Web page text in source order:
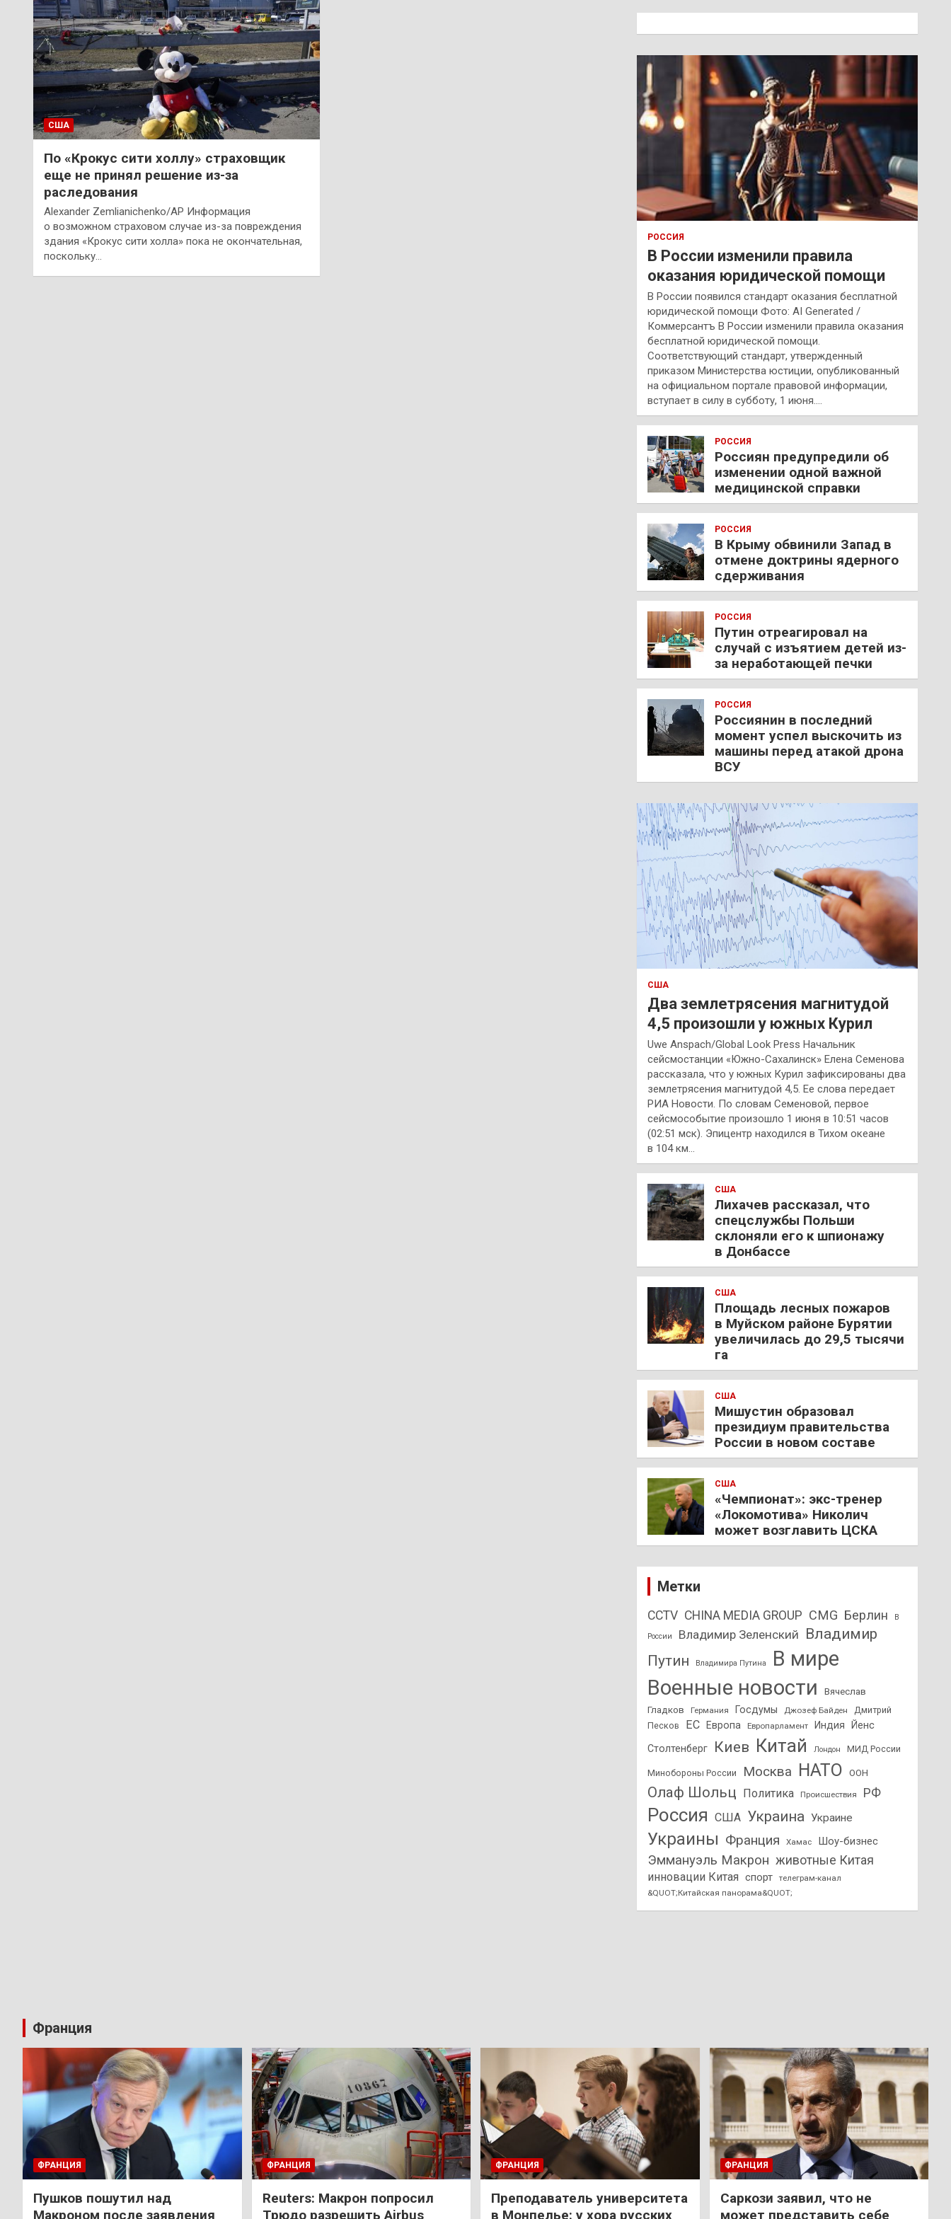
США
По «Крокус сити холлу» страховщик
еще не принял решение из-за
раследования
Alexander Zemlianichenko/AP Информация
о возможном страховом случае из-за повреждения
здания «Крокус сити холла» пока не окончательная,
поскольку…
к
РОССИЯ
В России изменили правила
оказания юридической помощи
В России появился стандарт оказания бесплатной
юридической помощи Фото: AI Generated /
Коммерсантъ В России изменили правила оказания
бесплатной юридической помощи.
Соответствующий стандарт, утвержденный
приказом Министерства юстиции, опубликованный
на официальном портале правовой информации,
вступает в силу в субботу, 1 июня.…
РОССИЯ
Россиян предупредили об
изменении одной важной
медицинской справки
РОССИЯ
В Крыму обвинили Запад в
отмене доктрины ядерного
сдерживания
РОССИЯ
Путин отреагировал на
случай с изъятием детей из-
за неработающей печки
РОССИЯ
Россиянин в последний
момент успел выскочить из
машины перед атакой дрона
ВСУ
США
Два землетрясения магнитудой
4,5 произошли у южных Курил
Uwe Anspach/Global Look Press Начальник
сейсмостанции «Южно-Сахалинск» Елена Семенова
рассказала, что у южных Курил зафиксированы два
землетрясения магнитудой 4,5. Ее слова передает
РИА Новости. По словам Семеновой, первое
сейсмособытие произошло 1 июня в 10:51 часов
(02:51 мск). Эпицентр находился в Тихом океане
в 104 км…
США
Лихачев рассказал, что
спецслужбы Польши
склоняли его к шпионажу
в Донбассе
США
Площадь лесных пожаров
в Муйском районе Бурятии
увеличилась до 29,5 тысячи
га
США
Мишустин образовал
президиум правительства
России в новом составе
США
«Чемпионат»: экс-тренер
«Локомотива» Николич
может возглавить ЦСКА
Метки
CCTV CHINA MEDIA GROUP CMG Берлин В
России Владимир Зеленский Владимир
Путин
Владимира Путина
В мире
Военные новости
Вячеслав
Гладков
Германия Госдумы Джозеф Байден
Дмитрий
Песков
ЕС Европа Европарламент Индия Йенс
Столтенберг Киев Китай Лондон МИД России
Минобороны России Москва НАТО ООН
Олаф Шольц Политика Происшествия РФ
Россия США Украина Украине
Украины Франция Хамас Шоу-бизнес
Эммануэль Макрон животные Китая
инновации Китая спорт
телеграм-канал
&QUOT;Китайская панорама&QUOT;
Франция
ФРАНЦИЯ
Пушков пошутил над
Макроном после заявления
ФРАНЦИЯ
Reuters: Макрон попросил
Трюдо разрешить Airbus
ФРАНЦИЯ
Преподаватель университета
в Монпелье: у хора русских
ФРАНЦИЯ
Саркози заявил, что не
может представить себе